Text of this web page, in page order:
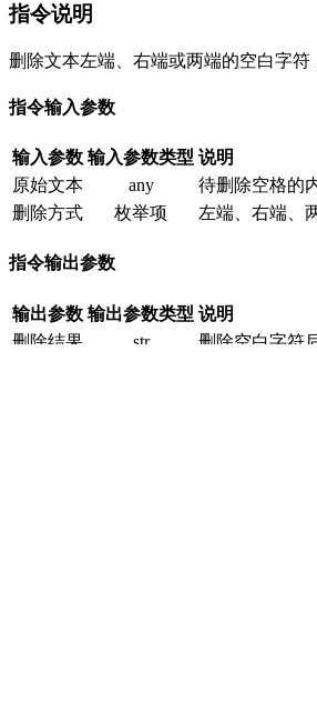
指令说明
删除文本左端、右端或两端的空白字
指令输入参数
输入参数 输入参数类型 说明
原始文本
any
待删除空格的
删除方式
枚举项 左端、右端、
指令输出参数
输出参数 输出参数类型 说明
删除结果
str 删除空白字符